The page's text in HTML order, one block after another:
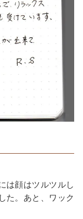
は顔はツルツルし
た。あと、ワック